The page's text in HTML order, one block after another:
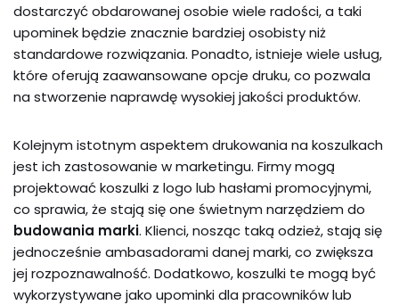
dostarczyć obdarowanej osobie wiele radości, a taki
upominek będzie znacznie bardziej osobisty niż
standardowe rozwiązania. Ponadto, istnieje wiele usług,
które oferują zaawansowane opcje druku, co pozwala
na stworzenie naprawdę wysokiej jakości produktów.
Kolejnym istotnym aspektem drukowania na koszulkach
jest ich zastosowanie w marketingu. Firmy mogą
projektować koszulki z logo lub hasłami promocyjnymi,
co sprawia, że stają się one świetnym narzędziem do
budowania marki. Klienci, nosząc taką odzież, stają się
jednocześnie ambasadorami danej marki, co zwiększa
jej rozpoznawalność. Dodatkowo, koszulki te mogą być
wykorzystywane jako upominki dla pracowników lub